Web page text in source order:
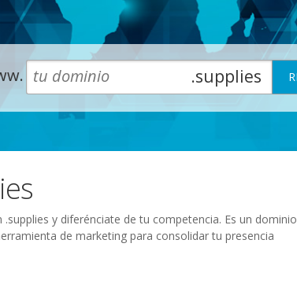
.supplies
y diferénciate de tu competencia. Es un dominio
de marketing para consolidar tu presencia